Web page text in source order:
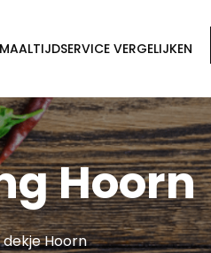
MAALTIJDSERVICE VERGELIJKEN
Hoorn
Hoorn